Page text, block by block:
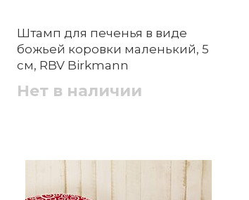
Штамп для печенья в виде
божьей коровки маленький, 5
см, RBV Birkmann
Нет в наличии